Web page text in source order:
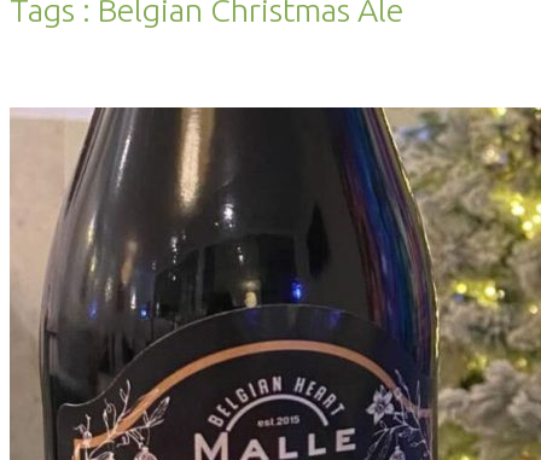
Tags : Belgian Christmas Ale